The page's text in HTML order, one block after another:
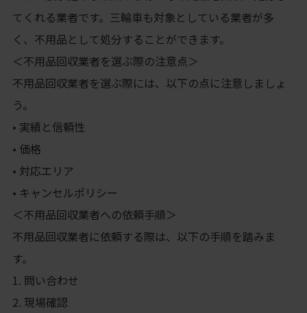
てくれる業者です。三輪車も対象としている業者が多
く、不用品として処分することができます。
＜不用品回収業者を選ぶ際の注意点＞
不用品回収業者を選ぶ際には、以下の点に注意しましょ
う。
• 実績と信頼性
• 価格
• 対応エリア
• キャンセルポリシー
＜不用品回収業者への依頼手順＞
不用品回収業者に依頼する際は、以下の手順を踏みま
す。
1. 問い合わせ
2. 現場確認